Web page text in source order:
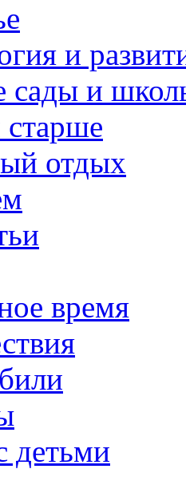
и
сады и
отдых
время
детьми